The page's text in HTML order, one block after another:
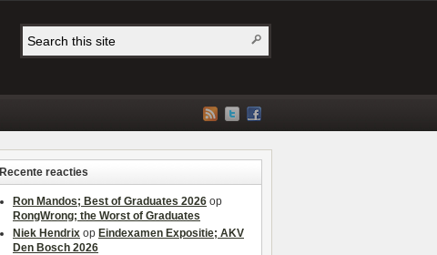
Recente reacties
Ron Mandos; Best of Graduates 2026 op
RongWrong; the Worst of Graduates
Niek Hendrix op Eindexamen Expositie; AKV
Den Bosch 2026